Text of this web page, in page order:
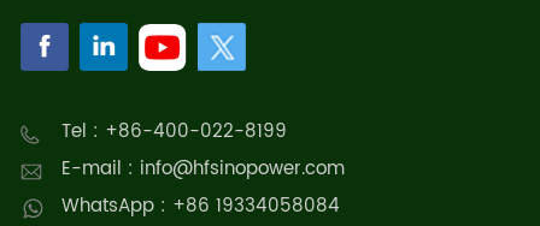
Tel : +86-400-022-8199
E-mail : info@hfsinopower.com
WhatsApp : +86 19334058084